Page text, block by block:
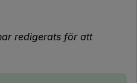
redigerats för att